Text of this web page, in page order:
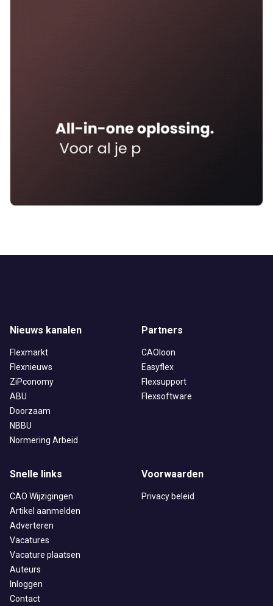
Nieuws kanalen
Flexmarkt
Flexnieuws
ZiPconomy
ABU
Doorzaam
NBBU
Normering Arbeid
Partners
CAOloon
Easyflex
Flexsupport
Flexsoftware
Snelle links
CAO Wijzigingen
Artikel aanmelden
Adverteren
Vacatures
Vacature plaatsen
Auteurs
Inloggen
Contact
Voorwaarden
Privacy beleid